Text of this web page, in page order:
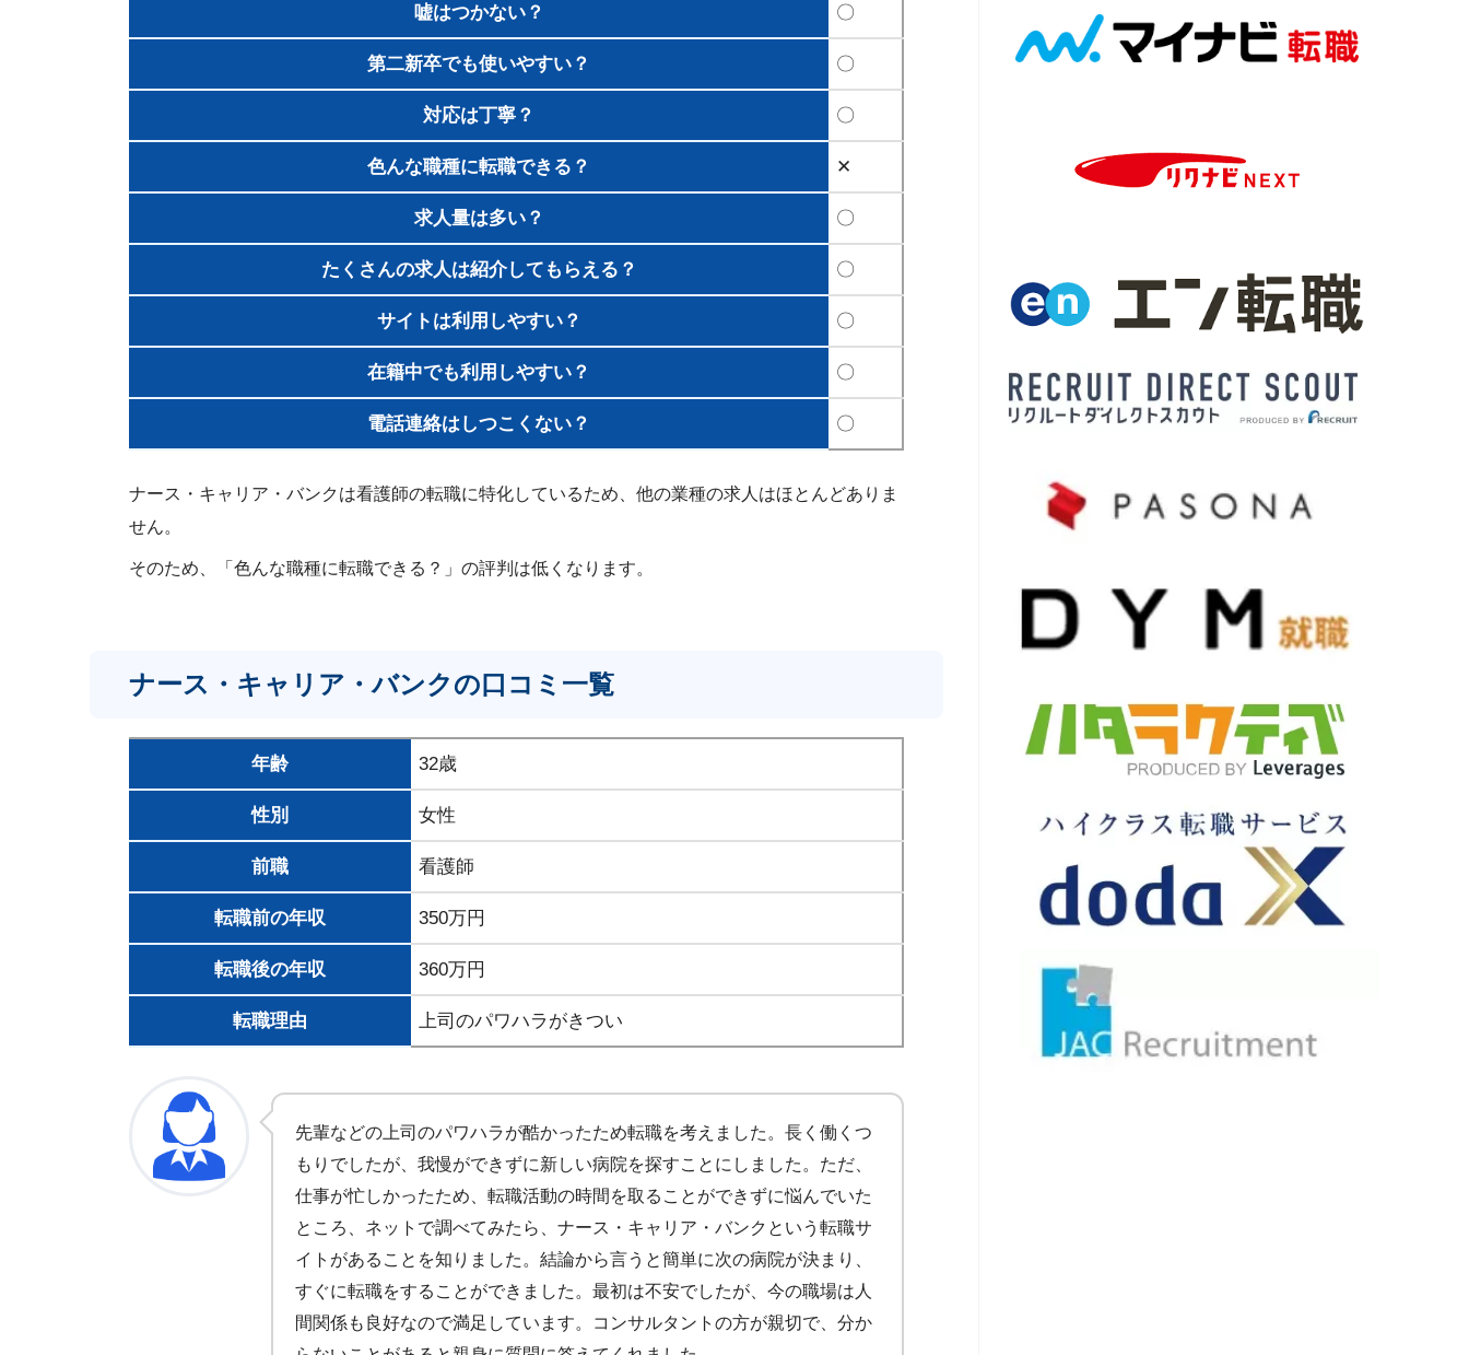
嘘はつかない？ 〇
第二新卒でも使いやすい？ 〇
対応は丁寧？ 〇
色んな職種に転職できる？ ✕
求人量は多い？ 〇
たくさんの求人は紹介してもらえる？ 〇
サイトは利用しやすい？ 〇
在籍中でも利用しやすい？ 〇
電話連絡はしつこくない？ 〇
ナース・キャリア・バンクは看護師の転職に特化しているため、他の業種の求人はほとんどありま
せん。
そのため、「色んな職種に転職できる？」の評判は低くなります。
ナース・キャリア・バンクの口コミ一覧
年齢 32歳
性別 女性
前職 看護師
転職前の年収 350万円
転職後の年収 360万円
転職理由 上司のパワハラがきつい
先輩などの上司のパワハラが酷かったため転職を考えました。長く働くつ
もりでしたが、我慢ができずに新しい病院を探すことにしました。ただ、
仕事が忙しかったため、転職活動の時間を取ることができずに悩んでいた
ところ、ネットで調べてみたら、ナース・キャリア・バンクという転職サ
イトがあることを知りました。結論から言うと簡単に次の病院が決まり、
すぐに転職をすることができました。最初は不安でしたが、今の職場は人
間関係も良好なので満足しています。コンサルタントの方が親切で、分か